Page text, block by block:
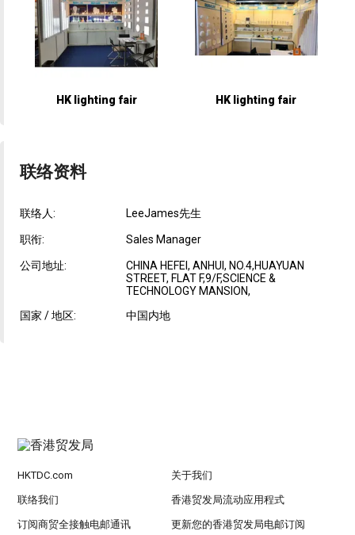
HK lighting fair HK lighting fair
联络资料
联络人: LeeJames先生
职衔: Sales Manager
公司地址:
CHINA HEFEI, ANHUI, NO.4,HUAYUAN
STREET, FLAT F,9/F,SCIENCE &
TECHNOLOGY MANSION,
国家 / 地区:
中国内地
HKTDC.com 关于我们
联络我们 香港贸发局流动应用程式
订阅商贸全接触电邮通讯 更新您的香港贸发局电邮订阅